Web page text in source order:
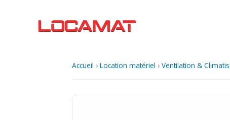
Accueil › Location matériel › Ventilation &